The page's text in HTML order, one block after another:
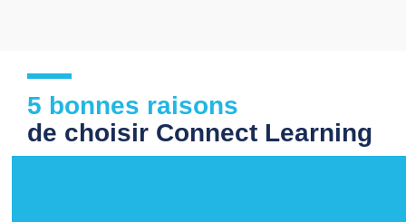
5 bonnes raisons
de choisir Connect Learning